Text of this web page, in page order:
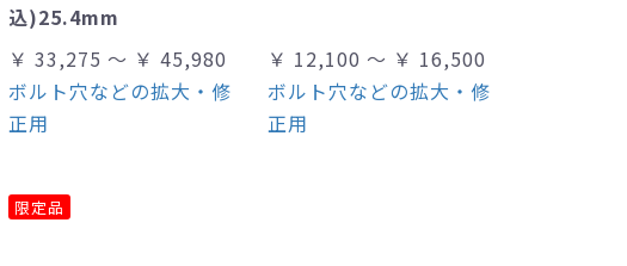
込)25.4mm
￥ 33,275 ～ ￥ 45,980
ボルト穴などの拡大・修
正用
￥ 12,100 ～ ￥ 16,500
ボルト穴などの拡大・修
正用
限定品